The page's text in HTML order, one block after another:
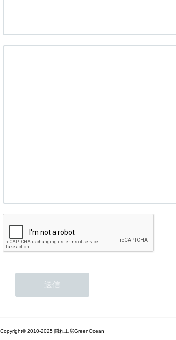
Copyright© 2010-2025 隠れ工房GreenOcean